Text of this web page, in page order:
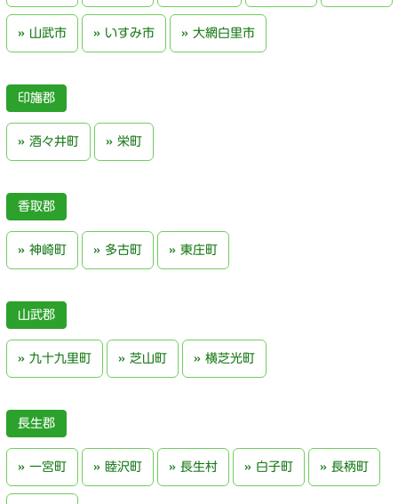
山武市 いすみ市 大網白里市
印旛郡
酒々井町 栄町
香取郡
神崎町 多古町 東庄町
山武郡
九十九里町 芝山町 横芝光町
長生郡
一宮町 睦沢町 長生村 白子町 長柄町